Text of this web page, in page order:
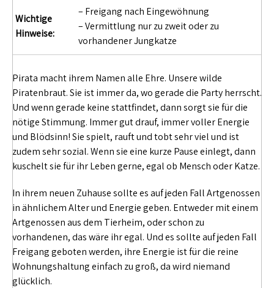
Wichtige
Hinweise:
– Freigang nach Eingewöhnung
– Vermittlung nur zu zweit oder zu
vorhandener Jungkatze
Pirata macht ihrem Namen alle Ehre. Unsere wilde
Piratenbraut. Sie ist immer da, wo gerade die Party herrscht.
Und wenn gerade keine stattfindet, dann sorgt sie für die
nötige Stimmung. Immer gut drauf, immer voller Energie
und Blödsinn! Sie spielt, rauft und tobt sehr viel und ist
zudem sehr sozial. Wenn sie eine kurze Pause einlegt, dann
kuschelt sie für ihr Leben gerne, egal ob Mensch oder Katze.
In ihrem neuen Zuhause sollte es auf jeden Fall Artgenossen
in ähnlichem Alter und Energie geben. Entweder mit einem
Artgenossen aus dem Tierheim, oder schon zu
vorhandenen, das wäre ihr egal. Und es sollte auf jeden Fall
Freigang geboten werden, ihre Energie ist für die reine
Wohnungshaltung einfach zu groß, da wird niemand
glücklich.